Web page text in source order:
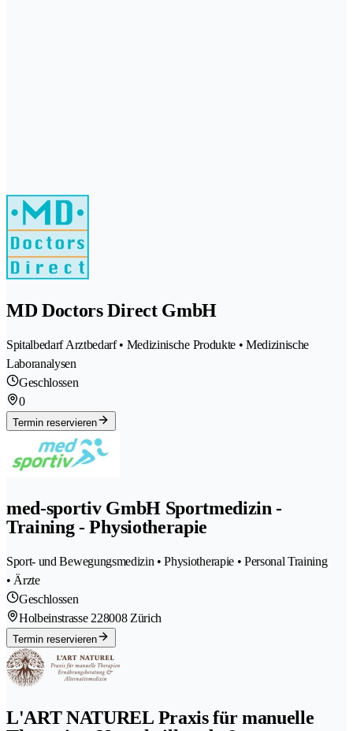
MD Doctors Direct GmbH
Spitalbedarf Arztbedarf • Medizinische Produkte • Medizinische
Laboranalysen
Geschlossen
0
Termin reservieren
med-sportiv GmbH Sportmedizin -
Training - Physiotherapie
Sport- und Bewegungsmedizin • Physiotherapie • Personal Training
• Ärzte
Geschlossen
Holbeinstrasse 228008 Zürich
Termin reservieren
L'ART NATUREL Praxis für manuelle